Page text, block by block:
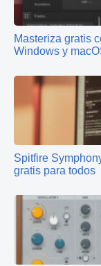
Masteriza gratis
Windows y
Spitfire
gratis para todos